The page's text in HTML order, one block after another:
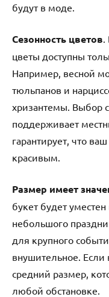
будут в моде.
Сезонность цветов
цветы доступны
Например, весной
тюльпанов и
хризантемы. Выбор
поддерживает
гарантирует, что
красивым.
Размер имеет
букет будет
небольшого
для крупного
внушительное.
средний размер,
любой обстановке.